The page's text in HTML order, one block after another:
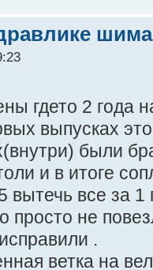
гдето 2 года
выпусках
были
и в итоге
все за 1
просто не
.
ветка на